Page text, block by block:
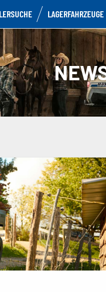
LAGERFAHRZEUGE